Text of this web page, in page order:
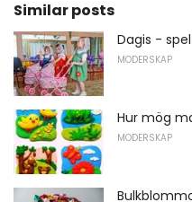
Similar posts
Dagis -
MODERSKAP
Hur mög
MODERSKAP